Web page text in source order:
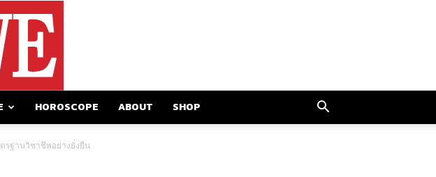
HOROSCOPE ABOUT SHOP
รฐานวิชาชีพอย่างยั่งยืน